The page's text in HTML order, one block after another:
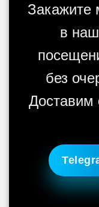
Закажите
в
без
Доставим